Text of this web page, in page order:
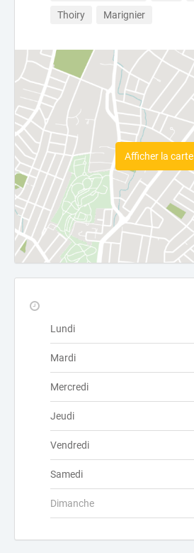
Thoiry
Marignier
Afficher la carte
Lundi
Mardi
Mercredi
Jeudi
Vendredi
Samedi
Dimanche